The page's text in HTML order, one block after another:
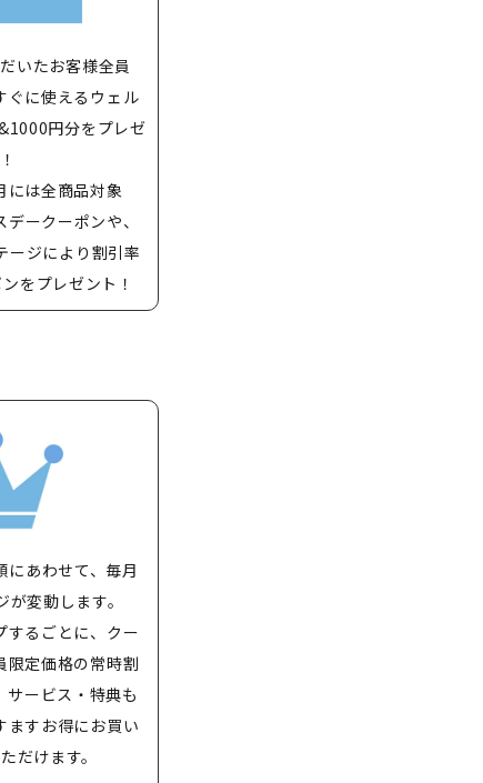
いたお客様全員
ぐに使えるウェル
円分をプレゼ
には全商品対象
ークーポンや、
ージにより割引率
をプレゼント！
にあわせて、毎月
変動します。
するごとに、クー
限定価格の常時割
サービス・特典も
ますお得にお買い
だけます。